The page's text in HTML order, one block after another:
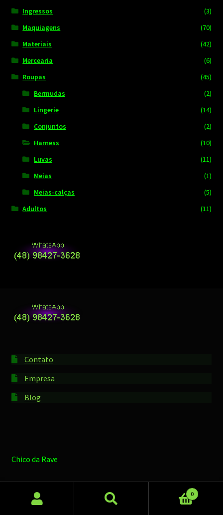
Ingressos
(3)
Maquiagens
(70)
Materiais
(42)
Mercearia
(6)
Roupas
(45)
Bermudas
(2)
Lingerie
(14)
Conjuntos
(2)
Harness
(10)
Luvas
(11)
Meias
(1)
Meias-calças
(5)
Adultos
(11)
Contato
Empresa
Blog
Chico da Rave
Pesquisar
Pesquisar
0